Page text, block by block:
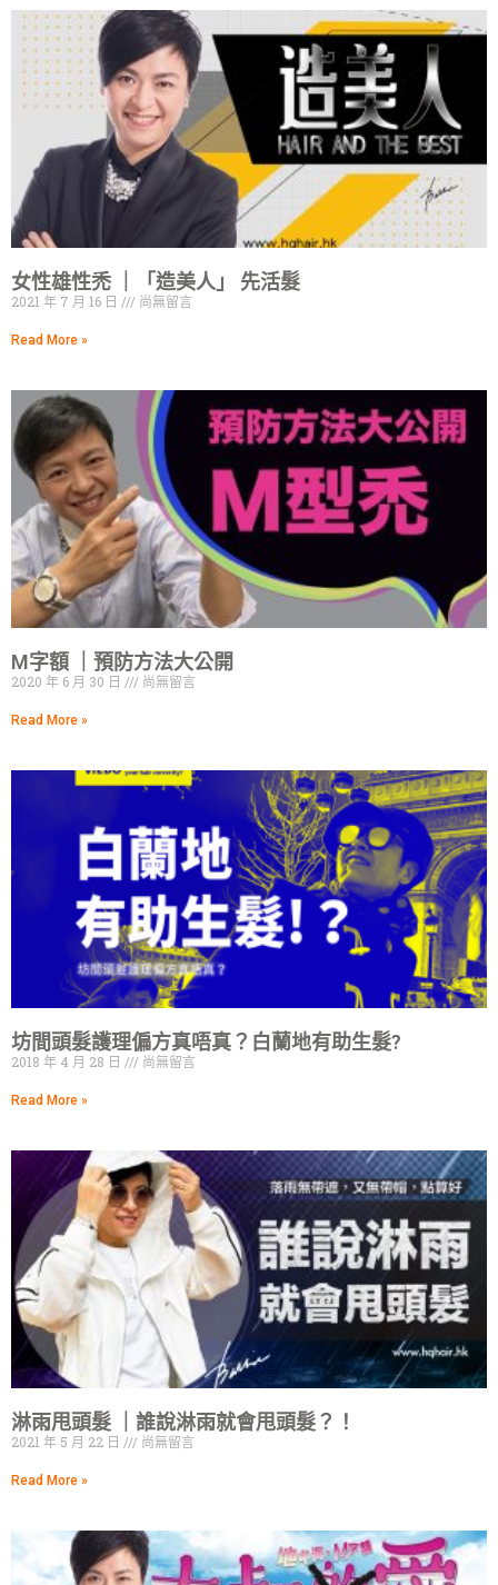
女性雄性禿 ｜「造美人」 先活髮
2021 年 7 月 16 日 尚無留言
Read More »
M字額 ｜預防方法大公開
2020 年 6 月 30 日 尚無留言
Read More »
坊間頭髮護理偏方真唔真？白蘭地有助生髮?
2018 年 4 月 28 日 尚無留言
Read More »
淋雨甩頭髮 ｜誰說淋雨就會甩頭髮？！
2021 年 5 月 22 日 尚無留言
Read More »